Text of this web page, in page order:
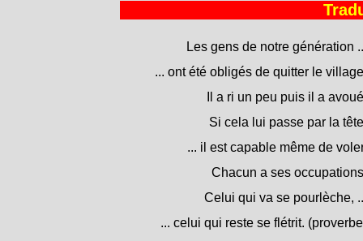
Les gens de notre génération
... ont été obligés de quitter le
Il a ri un peu puis il a
Si cela lui passe par la
... il est capable même de
Chacun a ses
Celui qui va se pourlèche,
... celui qui reste se flétrit.